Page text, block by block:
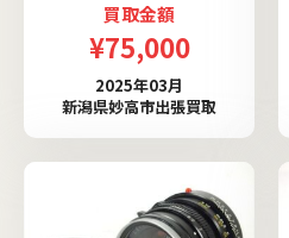
買取金額
¥75,000
2025年03月
新潟県妙高市出張買取